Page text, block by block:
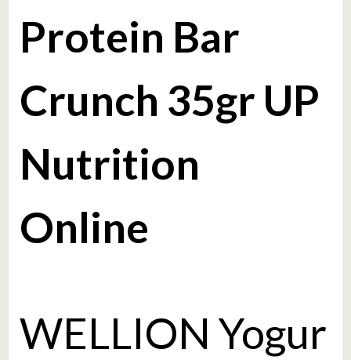
Protein Bar
Crunch 35gr UP
Nutrition
Online
WELLION Yogur